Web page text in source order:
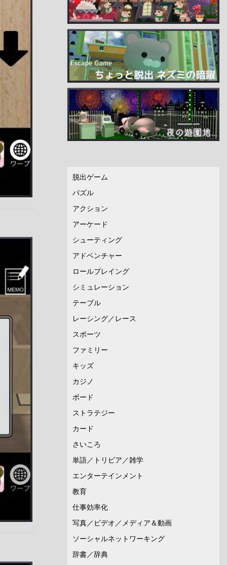
脱出ゲーム
パズル
アクション
アーケード
シューティング
アドベンチャー
ロールプレイング
シミュレーション
テーブル
レーシング／レース
スポーツ
ファミリー
キッズ
カジノ
ボード
ストラテジー
カード
さいころ
単語／トリビア／雑学
エンターテインメント
教育
仕事効率化
写真／ビデオ／メディア＆動画
ソーシャルネットワーキング
辞書／辞典